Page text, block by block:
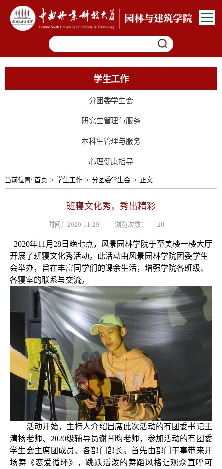
学生工作
分团委学生会
研究生管理与服务
本科生管理与服务
心理健康指导
当前位置: 首页 > 学生工作 > 分团委学生会 > 正文
班寝文化秀，秀出精彩
时间：2020-11-29 浏览次数： 20
2020年11 月 28 日晚七点，风景园林学院于至美楼一楼大厅
开展了班寝文化秀活动。此活动由风景园林学院团委学生
会举办，旨在丰富同学们的课余生活，增强学院各班级、
各寝室的联系与交流。
活动开始，主持人介绍出席此次活动的有团委书记王
清扬老师、 2020级辅导员谢肖昀老师，参加活动的有团委
学生会主席团成员、各部门部长。首先由部门干事带来开
场舞《恋爱循环》，跳跃活泼的舞蹈风格让观众直呼可